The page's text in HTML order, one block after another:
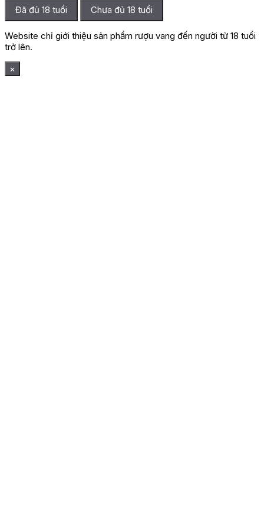
Đã đủ 18 tuổi Chưa đủ 18 tuổi
Website chỉ giới thiệu sản phẩm rượu vang đến người từ 18 tuổi
trở lên.
×